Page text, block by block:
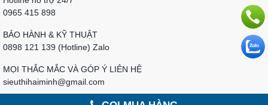
0965 415 898
BẢO HÀNH & KỸ THUẬT
0898 121 139 (Hotline) Zalo
MỌI THẮC MẮC VÀ GÓP Ý LIÊN HỆ
sieuthihaiminh@gmail.com